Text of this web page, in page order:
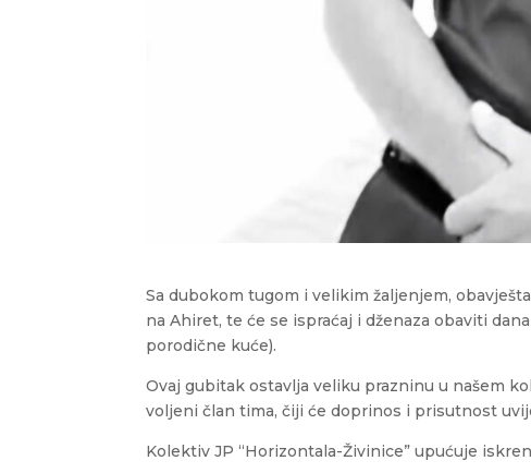
Sa dubokom tugom i velikim žaljenjem,
na Ahiret, te će se ispraćaj i dženaza obaviti
porodične kuće).
Ovaj gubitak ostavlja veliku prazninu u našem
voljeni član tima, čiji će doprinos i prisutnost
Kolektiv JP “Horizontala-Živinice” upućuje